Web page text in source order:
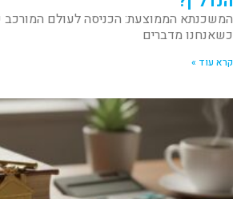
המשכנתא הממוצעת: הכניסה לעולם המורכב
כשאנחנו מדברים
קרא עוד »